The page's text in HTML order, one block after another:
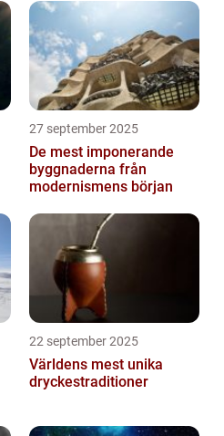
27 september 2025
De mest imponerande
byggnaderna från
modernismens början
22 september 2025
Världens mest unika
dryckestraditioner